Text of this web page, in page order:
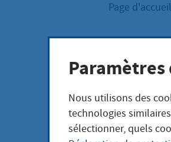
Page d'accueil
Die
Nous utilisons des
technologies
sélectionner, quels